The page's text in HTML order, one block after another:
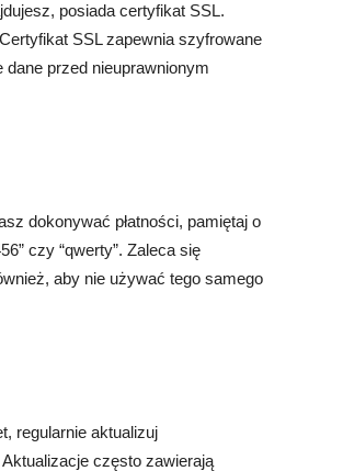
posiada certyfikat SSL.
SSL zapewnia szyfrowane
dane przed nieuprawnionym
dokonywać płatności, pamiętaj o
czy “qwerty”. Zaleca się
aby nie używać tego samego
regularnie aktualizuj
często zawierają